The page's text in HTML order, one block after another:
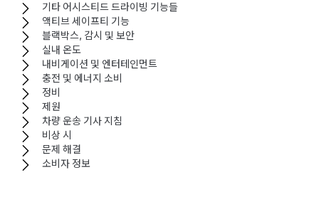
기타 어시스티드 드라이빙 기능들
액티브 세이프티 기능
블랙박스, 감시 및 보안
실내 온도
내비게이션 및 엔터테인먼트
충전 및 에너지 소비
정비
제원
차량 운송 기사 지침
비상 시
문제 해결
소비자 정보